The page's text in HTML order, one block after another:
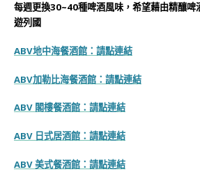
每週更換30~40種啤酒風味，希望藉由精釀啤
遊列國
ABV地中海餐酒館： 請點連結
ABV加勒比海餐酒館： 請點連結
ABV 閣樓餐酒館： 請點連結
ABV 日式居酒館： 請點連結
ABV 美式餐酒館： 請點連結